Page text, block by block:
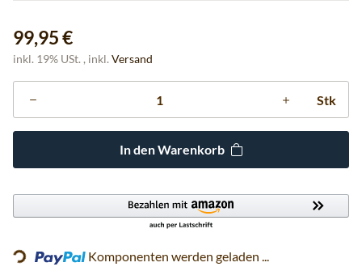
99,95 €
inkl. 19% USt. , inkl. Versand
Stk
In den Warenkorb
Loading... Komponenten werden geladen ...